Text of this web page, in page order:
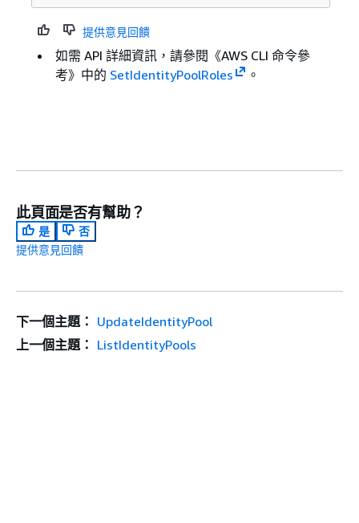
提供意見回饋
如需 API 詳細資訊，請參閱《AWS CLI 命令參
考》 中的 SetIdentityPoolRoles 。
此頁面是否有幫助？
是
否
提供意見回饋
下一個主題： UpdateIdentityPool
上一個主題： ListIdentityPools